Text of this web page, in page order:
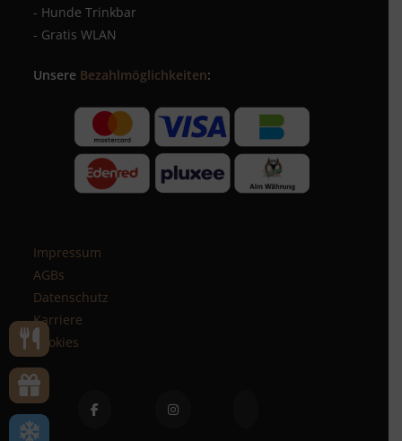
- Hunde Trinkbar
- Gratis WLAN
Unsere Bezahlmöglichkeiten:
Impressum
AGBs
Datenschutz
Karriere
Cookies